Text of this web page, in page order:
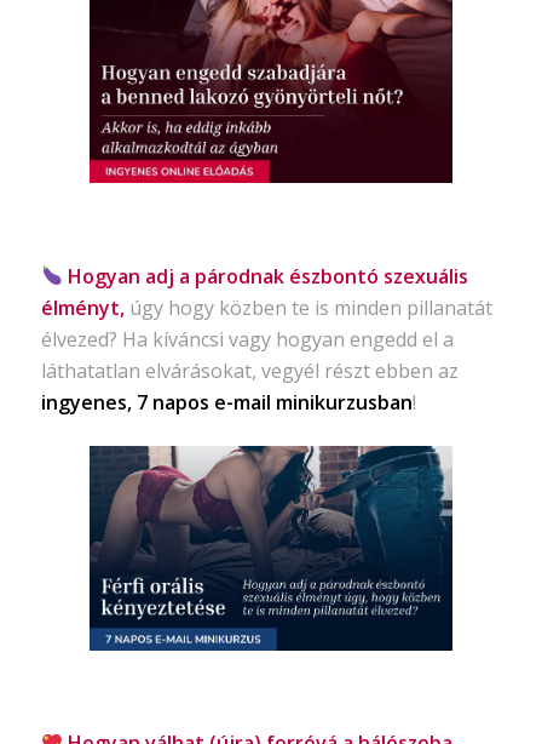
Hogyan adj a párodnak észbontó szexuális
élményt, úgy hogy közben te is minden pillanatát
élvezed? Ha kíváncsi vagy hogyan engedd el a
láthatatlan elvárásokat, vegyél részt ebben az
ingyenes, 7 napos e-mail minikurzusban!